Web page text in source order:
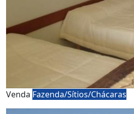
Venda Fazenda/Sítios/Chácaras